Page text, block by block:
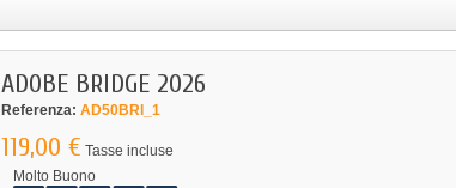
ADOBE BRIDGE 2026
Referenza: AD50BRI_1
119,00 € Tasse incluse
Molto Buono